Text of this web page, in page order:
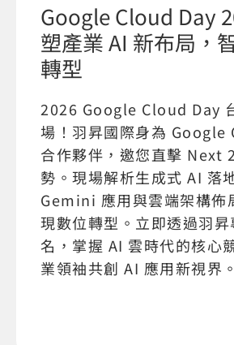
Google Cloud Day
塑產業 AI 新布局，
轉型
2026 Google Cloud Day
場！羽昇國際身為 Google
合作夥伴，邀您直擊 Next
勢。現場解析生成式 AI 落
Gemini 應用與雲端架構佈
現數位轉型。立即透過羽昇
名，掌握 AI 雲時代的核心
業領袖共創 AI 應用新視界。